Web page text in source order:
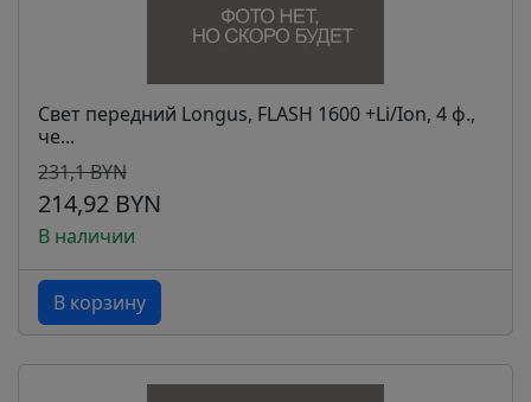
Свет передний Longus, FLASH 1600 +Li/Ion, 4 ф.,
че...
231,1 BYN
214,92 BYN
В наличии
В корзину